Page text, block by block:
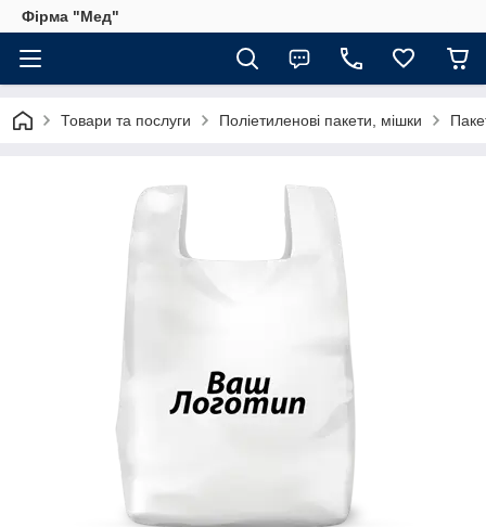
Фірма "Мед"
Товари та послуги Поліетиленові пакети, мішки